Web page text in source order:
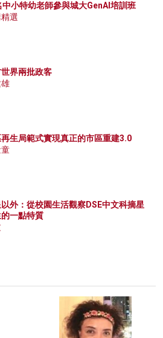
中小特幼老師參與城大GenAI培訓班
選
界兩批政客
生局範式實現真正的市區重建3.0
外：從校園生活觀察DSE中文科摘星
一點特質